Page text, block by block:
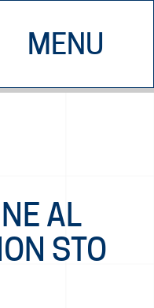
MENU
CHI SIAMO
AL
STO